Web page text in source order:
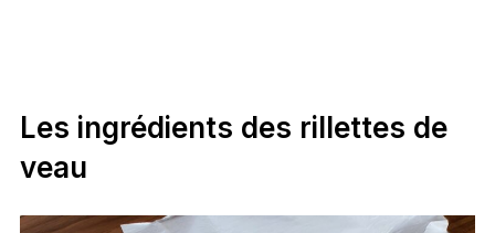
Les ingrédients des rillettes de
veau